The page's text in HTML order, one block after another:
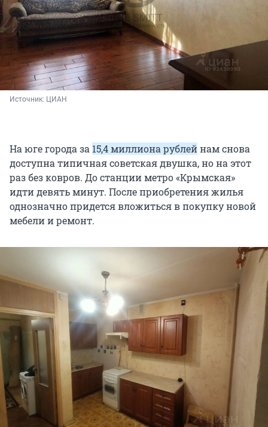
Источник: ЦИАН
На юге города за 15,4 миллиона рублейнам снова
доступна типичная советская двушка, но на этот
раз без ковров. До станции метро «Крымская»
идти девять минут. После приобретения жилья
однозначно придется вложиться в покупку новой
мебели и ремонт.